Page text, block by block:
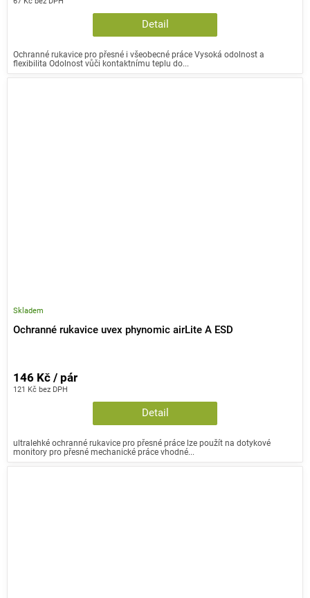
Detail
Ochranné rukavice pro přesné i všeobecné práce Vysoká odolnost a
flexibilita Odolnost vůči kontaktnímu teplu do...
Ochranné rukavice uvex phynomic airLite A ESD
Skladem
121 Kč bez DPH
146 Kč / pár
Detail
ultralehké ochranné rukavice pro přesné práce lze použít na dotykové
monitory pro přesné mechanické práce vhodné...